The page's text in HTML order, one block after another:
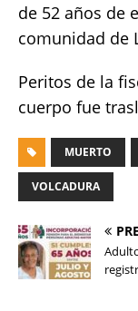
de 52 años de
comunidad de
Peritos de la
cuerpo fue
MUERTO
VOLCADURA